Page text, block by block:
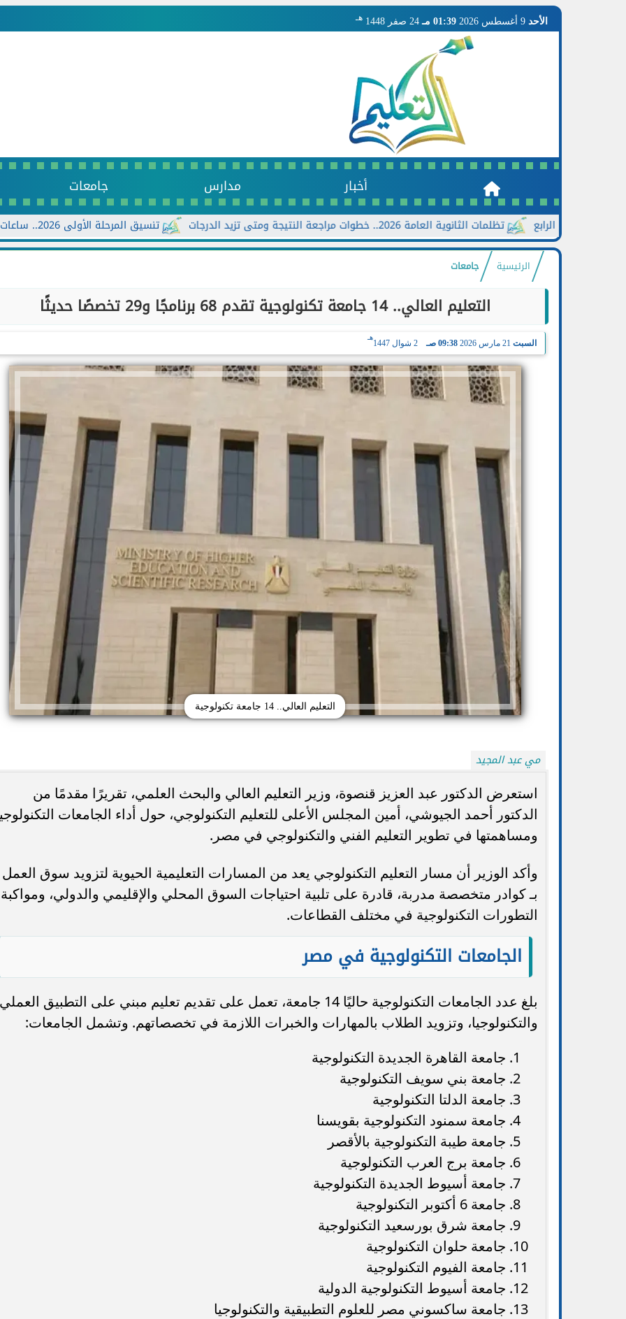
الأحد 01:39 مـ 24 صفر 1448 هـ
أخبار مدارس جامعات
تنسيق المرحلة الأولى 2026.. ساعات حاسمة قبل غلق باب تسجيل الرغبات تظلمات الثانوية العامة 2026.. خطوات مراجعة النتيجة ومتى تزيد الدرجات
الرئيسية جامعات
التعليم العالي.. 14 جامعة تكنولوجية تقدم 68 برنامجًا و29 تخصصًا حديثًا
السبت 09:38 صـ 2 شوال 1447
هـ
التعليم العالي.. 14 جامعة تكنولوجية
مي عبد المجيد
استعرض الدكتور عبد العزيز قنصوة، وزير التعليم العالي والبحث العلمي، تقريرًا مقدمًا من
الدكتور أحمد الجيوشي، أمين المجلس الأعلى للتعليم التكنولوجي، حول أداء الجامعات
ومساهمتها في تطوير التعليم الفني والتكنولوجي في مصر.
وأكد الوزير أن مسار التعليم التكنولوجي يعد من المسارات التعليمية الحيوية لتزويد سوق العمل
بـ كوادر متخصصة مدربة، قادرة على تلبية احتياجات السوق المحلي والإقليمي والدولي، ومواكبة
التطورات التكنولوجية في مختلف القطاعات.
الجامعات التكنولوجية في مصر
بلغ عدد الجامعات التكنولوجية حاليًا 14 جامعة، تعمل على تقديم تعليم مبني على التطبيق العملي
والتكنولوجيا، وتزويد الطلاب بالمهارات والخبرات اللازمة في تخصصاتهم. وتشمل الجامعات:
جامعة القاهرة الجديدة التكنولوجية
جامعة بني سويف التكنولوجية
جامعة الدلتا التكنولوجية
جامعة سمنود التكنولوجية بقويسنا
جامعة طيبة التكنولوجية بالأقصر
جامعة برج العرب التكنولوجية
جامعة أسيوط الجديدة التكنولوجية
جامعة 6 أكتوبر التكنولوجية
جامعة شرق بورسعيد التكنولوجية
جامعة حلوان التكنولوجية
جامعة الفيوم التكنولوجية
جامعة أسيوط التكنولوجية الدولية
جامعة ساكسوني مصر للعلوم التطبيقية والتكنولوجيا
تنسيق المرحلة الأولى 2026.. ساعات حاسمة
تظلمات الثانوية العامة 2026.. خطوات مراجعة